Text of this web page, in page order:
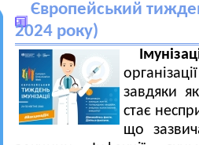
Європейський
2024 року)
завдяки
стає
що